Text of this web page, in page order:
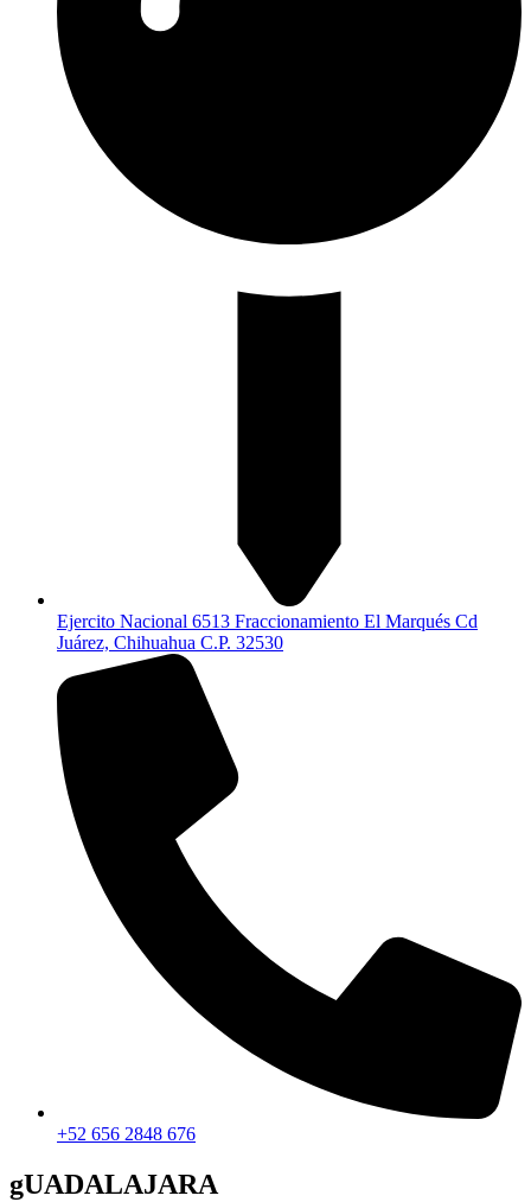
Ejercito Nacional 6513 Fraccionamiento El Marqués Cd
Juárez, Chihuahua C.P. 32530
+52 656 2848 676
gUADALAJARA